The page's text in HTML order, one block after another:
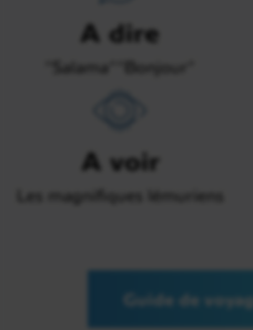
A dire
“Salama” “Bonjour”
A voir
Les magnifiques lémuriens
Guide de